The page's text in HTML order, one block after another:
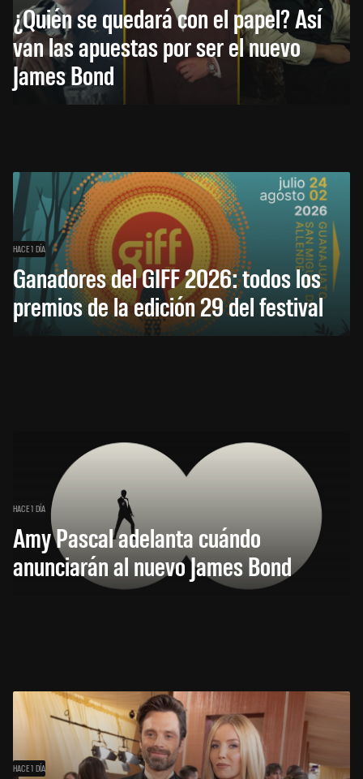
¿Quién se quedará con el papel? Así
van las apuestas por ser el nuevo
James Bond
HACE 1 DÍA
Ganadores del GIFF 2026: todos los
premios de la edición 29 del festival
HACE 1 DÍA
Amy Pascal adelanta cuándo
anunciarán al nuevo James Bond
HACE 1 DÍA